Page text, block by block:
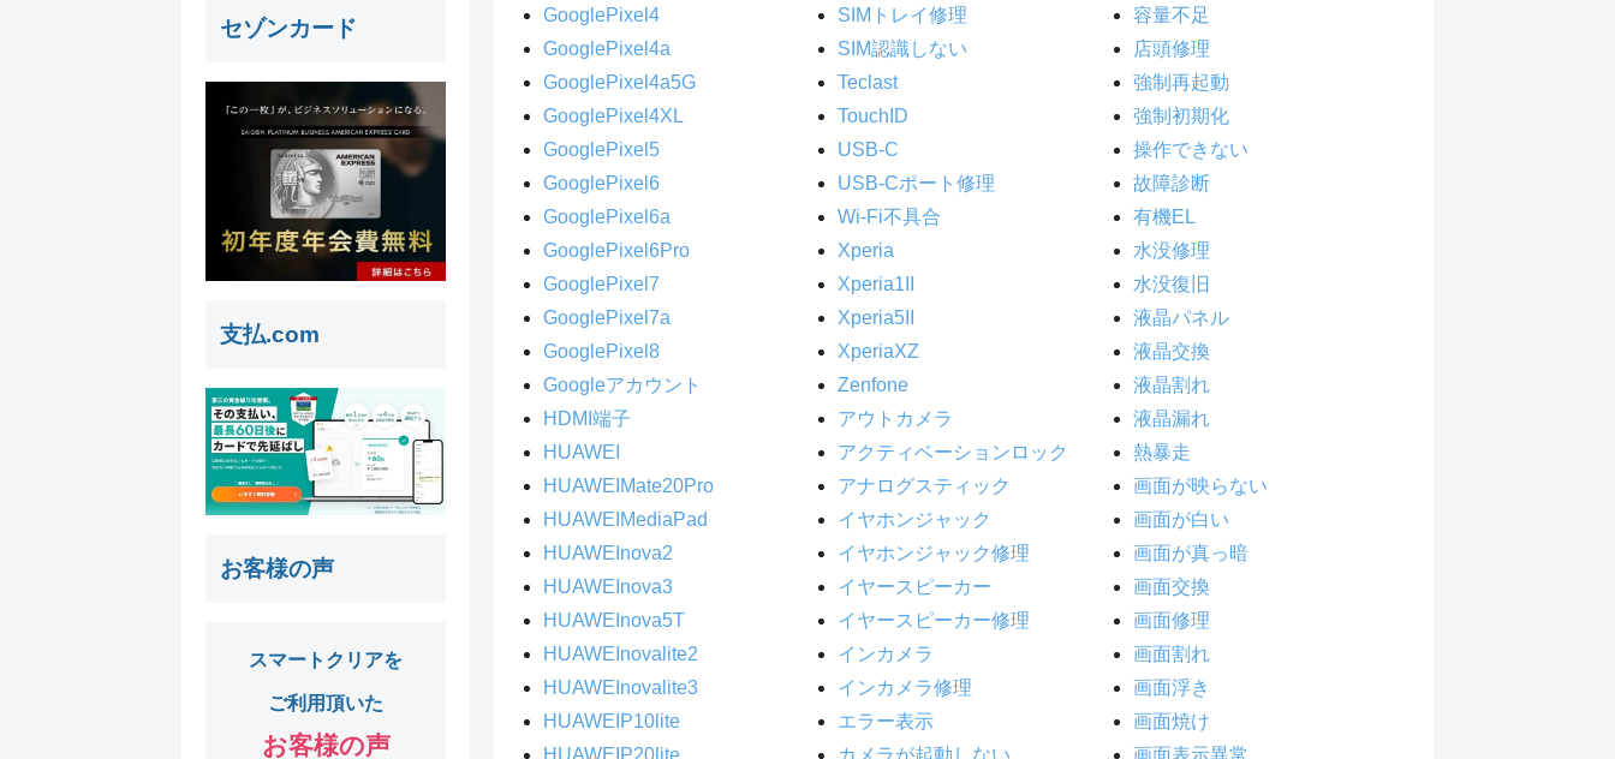
GooglePixel4
GooglePixel4a
GooglePixel4a5G
GooglePixel4XL
GooglePixel5
GooglePixel6
GooglePixel6a
GooglePixel6Pro
GooglePixel7
GooglePixel7a
GooglePixel8
Googleアカウント
HDMI端子
HUAWEI
HUAWEIMate20Pro
HUAWEIMediaPad
HUAWEInova2
HUAWEInova3
HUAWEInova5T
HUAWEInovalite2
HUAWEInovalite3
HUAWEIP10lite
SIMトレイ修理
SIM認識しない
Teclast
TouchID
USB-C
USB-Cポート修理
Wi-Fi不具合
Xperia
Xperia1II
Xperia5II
XperiaXZ
Zenfone
アウトカメラ
アクティベーションロック
アナログスティック
イヤホンジャック
イヤホンジャック修理
イヤースピーカー
イヤースピーカー修理
インカメラ
インカメラ修理
エラー表示
容量不足
店頭修理
強制再起動
強制初期化
操作できない
故障診断
有機EL
水没修理
水没復旧
液晶パネル
液晶交換
液晶割れ
液晶漏れ
熱暴走
画面が映らない
画面が白い
画面が真っ暗
画面交換
画面修理
画面割れ
画面浮き
画面焼け
セゾンカード
支払.com
お客様の声
スマートクリアを
ご利用頂いた
お客様の声